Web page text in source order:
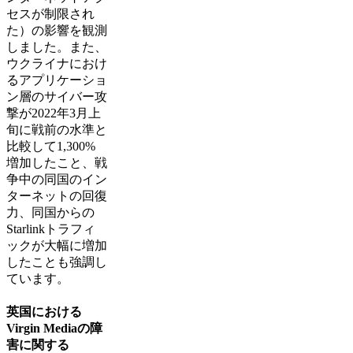
セスが制限され
た）の影響を観測
しました。また、
ウクライナにおけ
るアプリケーショ
ン層のサイバー攻
撃が2022年3月上
旬に戦前の水準と
比較して1,300%
増加したこと、戦
争中の同国のイン
ターネットの回復
力、同国からの
Starlinkトラフィ
ックが大幅に増加
したことも強調し
ています。
英国における
Virgin Mediaの障
害に関する